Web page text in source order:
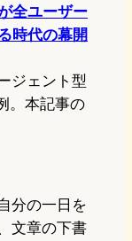
全ユーザー
時代の幕開
ジェント型
。本記事の
分の一日を
文章の下書